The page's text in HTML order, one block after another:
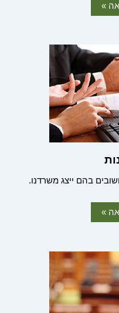
»
בהם ייצג משרדנו.
»